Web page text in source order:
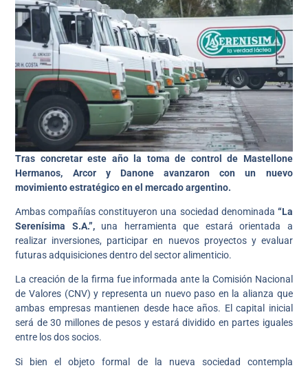
Tras concretar este año la toma de control de Mastellone
Hermanos, Arcor y Danone avanzaron con un nuevo
movimiento estratégico en el mercado argentino.
Ambas compañías constituyeron una sociedad denominada “La
Serenísima S.A.”,una herramienta que estará orientada a
realizar inversiones, participar en nuevos proyectos y evaluar
futuras adquisiciones dentro del sector alimenticio.
La creación de la firma fue informada ante la Comisión Nacional
de Valores (CNV) y representa un nuevo paso en la alianza que
ambas empresas mantienen desde hace años. El capital inicial
será de 30 millones de pesos y estará dividido en partes iguales
entre los dos socios.
Si bien el objeto formal de la nueva sociedad contempla